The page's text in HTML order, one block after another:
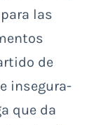
las
de
insegura-
que da